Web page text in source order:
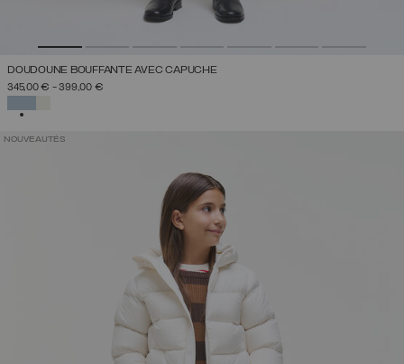
DOUDOUNE BOUFFANTE AVEC CAPUCHE
345,00 € -399,00 €
NOUVEAUTÉS